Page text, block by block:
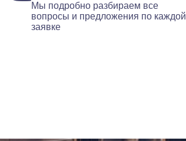
Мы подробно разбираем все
вопросы и предложения по каждой
заявке